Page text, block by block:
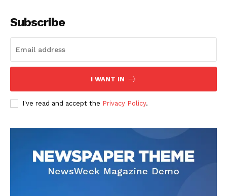
Subscribe
I WANT IN
I've read and accept the Privacy Policy.